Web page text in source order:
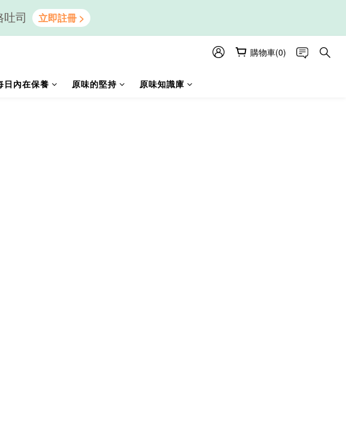
司
購物車(0)
日內在保養 原味的堅持 原味知識庫